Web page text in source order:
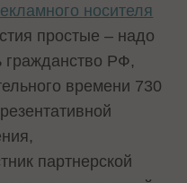
носителя
простые – надо
гражданство РФ,
времени 730
партнерской